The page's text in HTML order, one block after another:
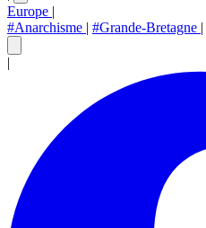
Europe |
#Anarchisme | #Grande-Bretagne |
|